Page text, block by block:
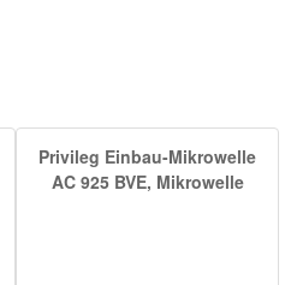
Privileg Einbau-Mikrowelle
AC 925 BVE, Mikrowelle